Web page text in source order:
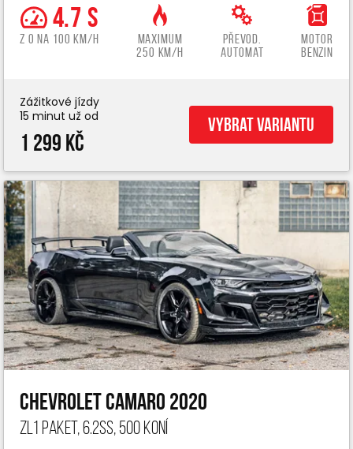
4.7 s
z 0 na 100 km/h
Maximum
250 km/h
Převod.
automat
Motor
benzin
Zážitkové jízdy
15 minut už od
1 299 Kč
Vybrat variantu
Chevrolet Camaro 2020
ZL1 paket, 6.2ss, 500 koní